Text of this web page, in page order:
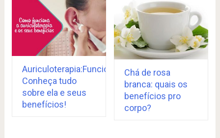
Auriculoterapia:Funciona?
Conheça tudo
sobre ela e seus
benefícios!
Chá de rosa
branca: quais os
benefícios pro
corpo?